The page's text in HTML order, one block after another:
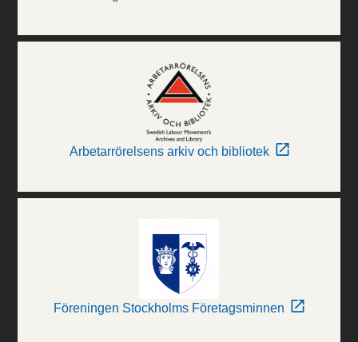
Arbetarrörelsens arkiv och bibliotek
Föreningen Stockholms Företagsminnen